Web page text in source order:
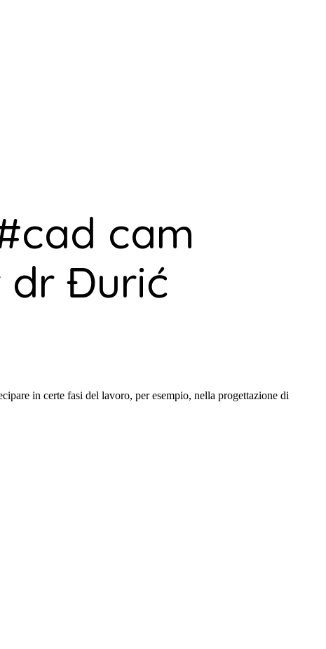
cam
dr Đurić
in certe fasi del lavoro, per esempio, nella progettazione di